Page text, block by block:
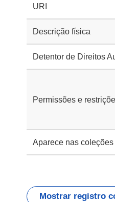
URI
Descrição física
Detentor de Direitos
Permissões e
Aparece nas coleções
Mostrar registro